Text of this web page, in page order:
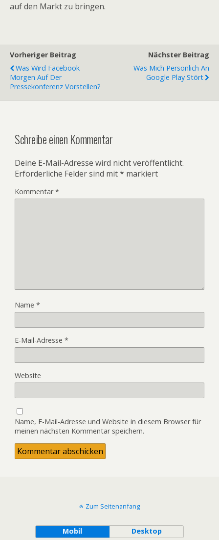
auf den Markt zu bringen.
Vorheriger Beitrag
Was Wird Facebook
Morgen Auf Der
Pressekonferenz Vorstellen?
Nächster Beitrag
Was Mich Persönlich An
Google Play Stört
Schreibe einen Kommentar
Deine E-Mail-Adresse wird nicht veröffentlicht.
Erforderliche Felder sind mit* markiert
Kommentar*
Name *
E-Mail-Adresse *
Website
Name, E-Mail-Adresse und Website in diesem Browser für
meinen nächsten Kommentar speichern.
Zum Seitenanfang
Mobil Desktop